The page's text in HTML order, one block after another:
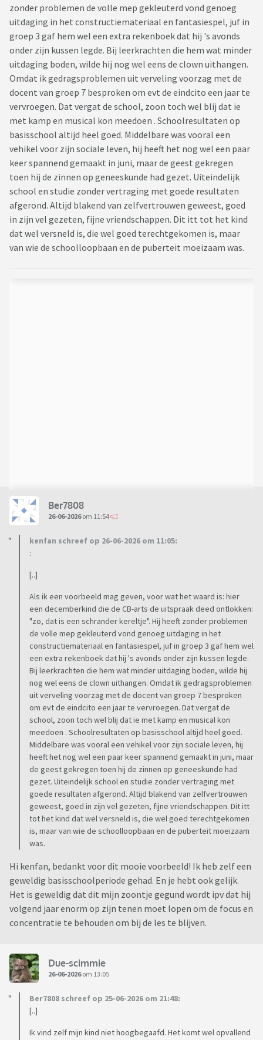
zonder problemen de volle mep gekleuterd vond genoeg
uitdaging in het constructiemateriaal en fantasiespel, juf in
groep 3 gaf hem wel een extra rekenboek dat hij 's avonds
onder zijn kussen legde. Bij leerkrachten die hem wat minder
uitdaging boden, wilde hij nog wel eens de clown uithangen.
Omdat ik gedragsproblemen uit verveling voorzag met de
docent van groep 7 besproken om evt de eindcito een jaar te
vervroegen. Dat vergat de school, zoon toch wel blij dat ie
met kamp en musical kon meedoen . Schoolresultaten op
basisschool altijd heel goed. Middelbare was vooral een
vehikel voor zijn sociale leven, hij heeft het nog wel een paar
keer spannend gemaakt in juni, maar de geest gekregen
toen hij de zinnen op geneeskunde had gezet. Uiteindelijk
school en studie zonder vertraging met goede resultaten
afgerond. Altijd blakend van zelfvertrouwen geweest, goed
in zijn vel gezeten, fijne vriendschappen. Dit itt tot het kind
dat wel versneld is, die wel goed terechtgekomen is, maar
van wie de schoolloopbaan en de puberteit moeizaam was.
Ber7808
26-06-2026om 11:54
kenfan schreef op 26-06-2026 om 11:05:
:
[..]
Als ik een voorbeeld mag geven, voor wat het waard is: hier
een decemberkind die de CB-arts de uitspraak deed ontlokken:
"zo, dat is een schrander kereltje". Hij heeft zonder problemen
de volle mep gekleuterd vond genoeg uitdaging in het
constructiemateriaal en fantasiespel, juf in groep 3 gaf hem wel
een extra rekenboek dat hij 's avonds onder zijn kussen legde.
Bij leerkrachten die hem wat minder uitdaging boden, wilde hij
nog wel eens de clown uithangen. Omdat ik gedragsproblemen
uit verveling voorzag met de docent van groep 7 besproken
om evt de eindcito een jaar te vervroegen. Dat vergat de
school, zoon toch wel blij dat ie met kamp en musical kon
meedoen . Schoolresultaten op basisschool altijd heel goed.
Middelbare was vooral een vehikel voor zijn sociale leven, hij
heeft het nog wel een paar keer spannend gemaakt in juni, maar
de geest gekregen toen hij de zinnen op geneeskunde had
gezet. Uiteindelijk school en studie zonder vertraging met
goede resultaten afgerond. Altijd blakend van zelfvertrouwen
geweest, goed in zijn vel gezeten, fijne vriendschappen. Dit itt
tot het kind dat wel versneld is, die wel goed terechtgekomen
is, maar van wie de schoolloopbaan en de puberteit moeizaam
was.
Hi kenfan, bedankt voor dit mooie voorbeeld! Ik heb zelf een
geweldig basisschoolperiode gehad. En je hebt ook gelijk.
Het is geweldig dat dit mijn zoontje gegund wordt ipv dat hij
volgend jaar enorm op zijn tenen moet lopen om de focus en
concentratie te behouden om bij de les te blijven.
Due-scimmie
26-06-2026om 13:05
Ber7808 schreef op 25-06-2026 om 21:48:
[..]
Ik vind zelf mijn kind niet hoogbegaafd. Het komt wel opvallend